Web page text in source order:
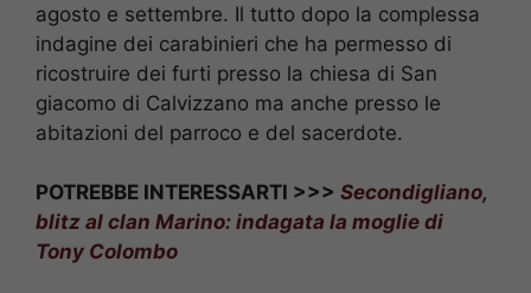
agosto e settembre. Il tutto dopo la complessa
indagine dei carabinieri che ha permesso di
ricostruire dei furti presso la chiesa di San
giacomo di Calvizzano ma anche presso le
abitazioni del parroco e del sacerdote.
POTREBBE INTERESSARTI >>> Secondigliano,
blitz al clan Marino: indagata la moglie di
Tony Colombo